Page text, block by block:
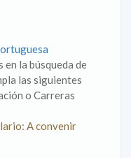
la búsqueda de
las siguientes
o Carreras
A convenir